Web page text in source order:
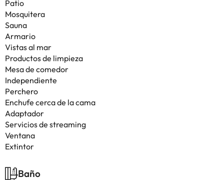
Patio
Mosquitera
Sauna
Armario
Vistas al mar
Productos de limpieza
Mesa de comedor
Independiente
Perchero
Enchufe cerca de la cama
Adaptador
Servicios de streaming
Ventana
Extintor
Baño